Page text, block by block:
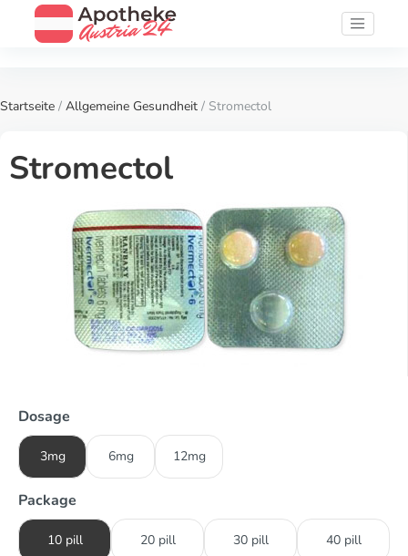
Startseite / Allgemeine Gesundheit / Stromectol
Stromectol
Dosage
3mg 6mg 12mg
Package
10 pill 20 pill 30 pill 40 pill